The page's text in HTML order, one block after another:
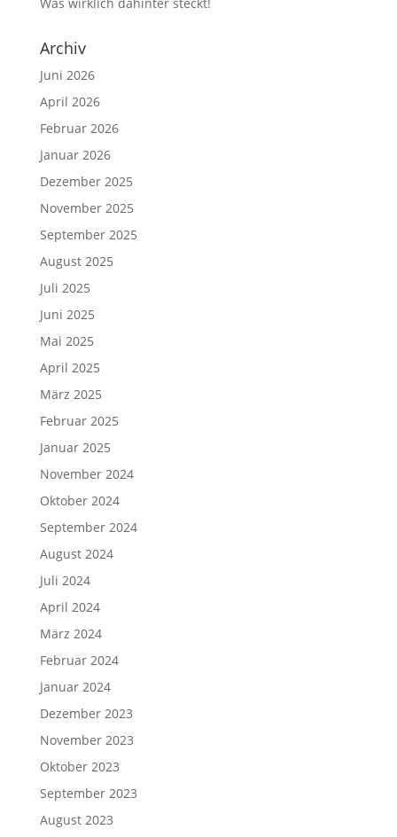
Archiv
Juni 2026
April 2026
Februar 2026
Januar 2026
Dezember 2025
November 2025
September 2025
August 2025
Juli 2025
Juni 2025
Mai 2025
April 2025
März 2025
Februar 2025
Januar 2025
November 2024
Oktober 2024
September 2024
August 2024
Juli 2024
April 2024
März 2024
Februar 2024
Januar 2024
Dezember 2023
November 2023
Oktober 2023
September 2023
August 2023